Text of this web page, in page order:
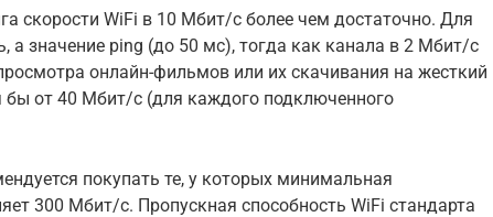
скорости WiFi в 10 Мбит/с более чем достаточно. Для
а значение ping (до 50 мс), тогда как канала в 2 Мбит/с
онлайн-фильмов или их скачивания на жесткий
бы от 40 Мбит/с (для каждого подключенного
покупать те, у которых минимальная
300 Мбит/с. Пропускная способность WiFi стандарта